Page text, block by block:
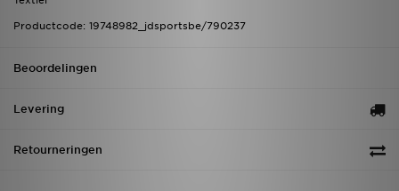
Productcode: 19748982_jdsportsbe/790237
Beoordelingen
Levering
Retourneringen